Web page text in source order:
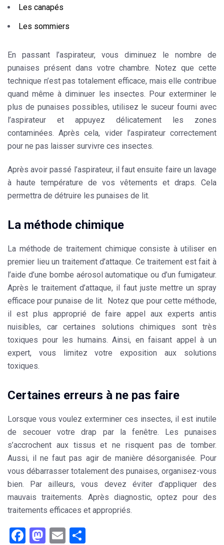
Les canapés
Les sommiers
En passant l’aspirateur, vous diminuez le nombre de
punaises présent dans votre chambre. Notez que cette
technique n’est pas totalement efficace, mais elle contribue
quand même à diminuer les insectes. Pour exterminer le
plus de punaises possibles, utilisez le suceur fourni avec
l’aspirateur et appuyez délicatement les zones
contaminées. Après cela, vider l’aspirateur correctement
pour ne pas laisser survivre ces insectes.
Après avoir passé l’aspirateur, il faut ensuite faire un lavage
à haute température de vos vêtements et draps. Cela
permettra de détruire les punaises de lit.
La méthode chimique
La méthode de traitement chimique consiste à utiliser en
premier lieu un traitement d’attaque. Ce traitement est fait à
l’aide d’une bombe aérosol automatique ou d’un fumigateur.
Après le traitement d’attaque, il faut juste mettre un spray
efficace pour punaise de lit. Notez que pour cette méthode,
il est plus approprié de faire appel aux experts antis
nuisibles, car certaines solutions chimiques sont très
toxiques pour les humains. Ainsi, en faisant appel à un
expert, vous limitez votre exposition aux solutions
toxiques.
Certaines erreurs à ne pas faire
Lorsque vous voulez exterminer ces insectes, il est inutile
de secouer votredrap par la fenêtre. Les punaises
s’accrochent aux tissus et ne risquent pas de tomber.
Aussi, il ne faut pas agir de manière désorganisée. Pour
vous débarrasser totalement des punaises, organisez-vous
bien. Par ailleurs, vous devez éviter d’appliquer des
mauvais traitements. Après diagnostic, optez pour des
traitements efficaces et appropriés.
Facebook
Mastodon
Email